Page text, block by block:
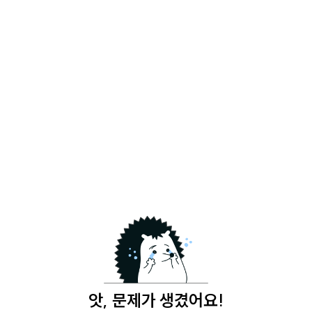
앗, 문제가 생겼어요!